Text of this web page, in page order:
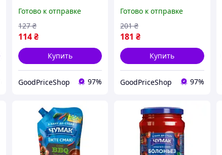
Готово к отправке
114₴
127 ₴
Купить
GoodPriceShop 97%
Готово к отправке
181 ₴
201 ₴
Купить
GoodPriceShop 97%